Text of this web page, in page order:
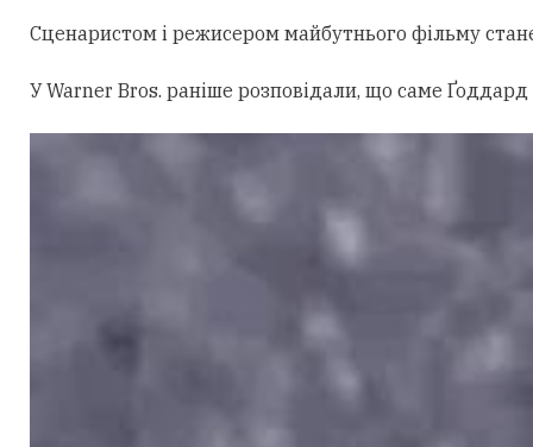
Сценаристом і режисером майбутнього фільму
У Warner Bros. раніше розповідали, що саме